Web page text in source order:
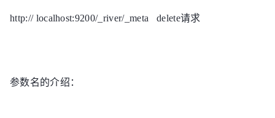
http://localhost:9200/_river/_meta delete请求
参数名的介绍：